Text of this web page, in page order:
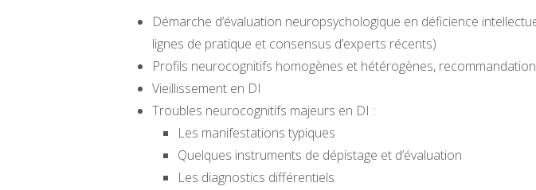
Démarche d’évaluation neuropsychologique en déficience
lignes de pratique et consensus d’experts récents)
Profils neurocognitifs homogènes et hétérogènes,
Vieillissement en DI
Troubles neurocognitifs majeurs en DI :
Les manifestations typiques
Quelques instruments de dépistage et d’évaluation
Les diagnostics différentiels